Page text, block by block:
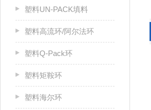
塑料UN-PACK填料
塑料高流环/阿尔法环
塑料Q-Pack环
塑料矩鞍环
塑料海尔环